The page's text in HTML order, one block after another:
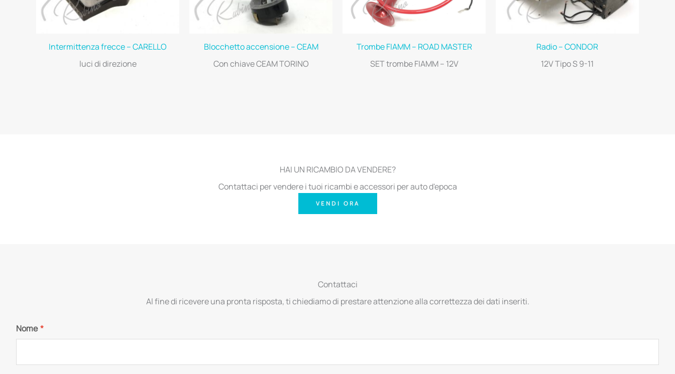
Intermittenza frecce – CARELLO
luci di direzione
Blocchetto accensione – CEAM
Con chiave CEAM TORINO
Trombe FIAMM – ROAD MASTER
SET trombe FIAMM – 12V
Radio – CONDOR
12V Tipo S 9-11
HAI UN RICAMBIO DA VENDERE?
Contattaci per vendere i tuoi ricambi e accessori per auto d'epoca
VENDI ORA
Contattaci
Al fine di ricevere una pronta risposta, ti chiediamo di prestare attenzione alla correttezza dei dati inseriti.
Nome*